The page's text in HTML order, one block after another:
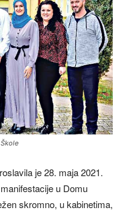
je 28. maja 2021.
u Domu
skromno, u kabinetima,